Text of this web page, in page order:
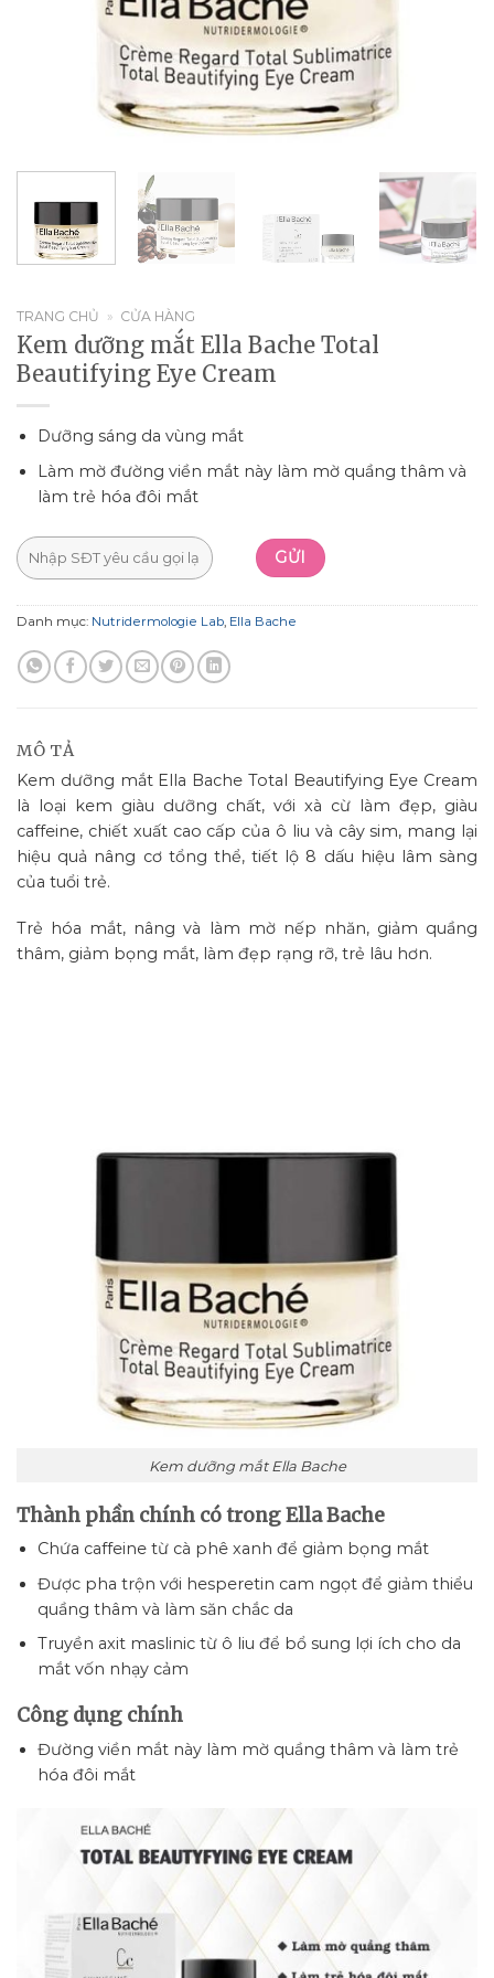
TRANG CHỦ » CỬA HÀNG
Kem dưỡng mắt Ella Bache Total
Beautifying Eye Cream
Dưỡng sáng da vùng mắt
Làm mờ đường viền mắt này làm mờ quầng thâm và
làm trẻ hóa đôi mắt
Danh mục: Nutridermologie Lab, Ella Bache
MÔ TẢ
Kem dưỡng mắt Ella Bache Total Beautifying Eye Cream
là loại kem giàu dưỡng chất, với xà cừ làm đẹp, giàu
caffeine, chiết xuất cao cấp của ô liu và cây sim, mang lại
hiệu quả nâng cơ tổng thể, tiết lộ 8 dấu hiệu lâm sàng
của tuổi trẻ.
Trẻ hóa mắt, nâng và làm mờ nếp nhăn, giảm quầng
thâm, giảm bọng mắt, làm đẹp rạng rỡ, trẻ lâu hơn.
Kem dưỡng mắt Ella Bache
Thành phần chính có trong Ella Bache
Chứa caffeine từ cà phê xanh để giảm bọng mắt
Được pha trộn với hesperetin cam ngọt để giảm thiểu
quầng thâm và làm săn chắc da
Truyền axit maslinic từ ô liu để bổ sung lợi ích cho da
mắt vốn nhạy cảm
Công dụng chính
Đường viền mắt này làm mờ quầng thâm và làm trẻ
hóa đôi mắt